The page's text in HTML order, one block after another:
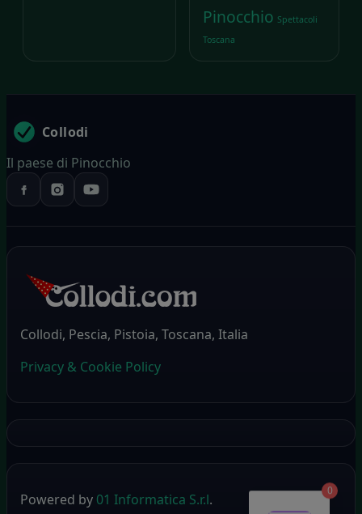
Pinocchio Spettacoli
Toscana
Collodi
Il paese di Pinocchio
Collodi, Pescia, Pistoia, Toscana, Italia
Privacy & Cookie Policy
Powered by 01 Informatica S.r.l. 0